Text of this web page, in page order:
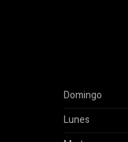
Domingo
Lunes